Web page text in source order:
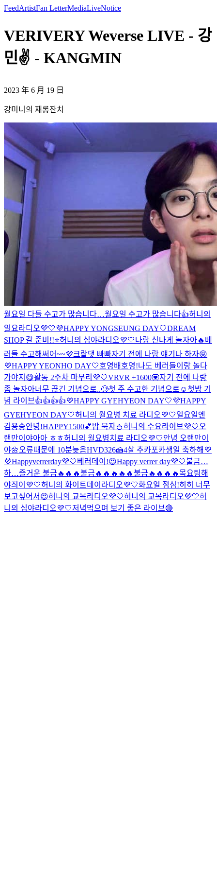
FeedArtistFan LetterMediaLiveNotice
VERIVERY Weverse LIVE - 강
민✌️ - KANGMIN
2023 年 6 月 19 日
강미니의 재롱잔치
월요일 다들 수고가 많습니다…월요일 수고가 많습니다👍허니의
일요라디오💜🤍 💜HAPPY YONGSEUNG DAY🤍DREAM
SHOP 갈 준비!!⭐️허니의 심야라디오💜🤍나랑 신나게 놀자아🔥 베
러들 수고해써어~~💜크랔댓 빠빠자기 전에 나랑 얘기나 하자😝
💜HAPPY YEONHO DAY🤍호영배 호영!나도 베러들이랑 놀다
가야지😋활동 2주차 마무리💜🤍VRVR +1600💟자기 전에 나랑
좀 놀자아너무 끊긴 기념으로..🥲첫 주 수고한 기념으로☺️ 첫방 기
념 라이브👍👍👍👍💜HAPPY GYEHYEON DAY🤍 💜HAPPY
GYEHYEON DAY🤍허니의 월요병 치료 라디오💜🤍일요일엔
김용승안녕!HAPPY1500💕밥 묵자🍚허니의 수요라이브💜🤍 오
랜만이야아아 ㅎㅎ허니의 월요병치료 라디오💜🤍안녕 오랜만이
야🌼 오류때문에 10분늦음HVD326🍰4살 추카포카생일 축하해💜
💜Happyverrerday💜🤍베러데이!😍Happy verrer day💜🤍불금…
하…즐거운 불금🔥🔥🔥불금🔥🔥🔥🔥🔥불금🔥🔥🔥🔥목요팅해
야즤이💜🤍허니의 화이트데이라디오💜🤍화요일 점심!히히 너무
보고싶어서😍허니의 교복라디오💜🤍허니의 교복라디오💜🤍허
니의 심야라디오💜🤍저녁먹으며 보기 좋은 라이브🔴